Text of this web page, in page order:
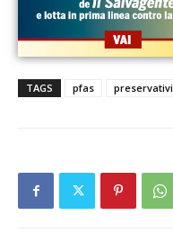
TAGS pfas preservativi